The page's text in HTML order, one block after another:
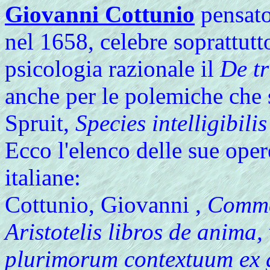
Giovanni Cottunio
nel 1658, celebre
psicologia razionale ilDe
anche per le polemiche
Spruit,Species intelligibilis
Ecco l'elenco delle sue
italiane:
Cottunio, Giovanni ,
Aristotelis libros de anima,
plurimorum contextuum